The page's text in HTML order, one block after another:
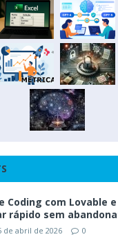
Coding com Lovable
rápido sem
de abril de 2026 0